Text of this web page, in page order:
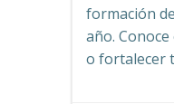
formación
año.
o fortalecer